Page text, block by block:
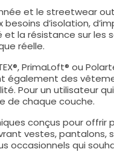
et le streetwear
d’isolation,
la résistance sur les
réelle.
PrimaLoft® ou
également des
Pour un utilisateur
de chaque couche.
conçus pour offrir
vestes, pantalons,
occasionnels qui